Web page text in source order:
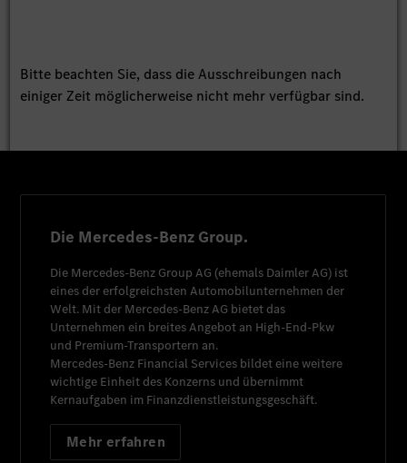
Bitte beachten Sie, dass die Ausschreibungen nach
einiger Zeit möglicherweise nicht mehr verfügbar sind.
Die Mercedes-Benz Group.
Die Mercedes-Benz Group AG (ehemals Daimler AG) ist
eines der erfolgreichsten Automobilunternehmen der
Welt. Mit der Mercedes-Benz AG bietet das
Unternehmen ein breites Angebot an High-End-Pkw
und Premium-Transportern an.
Mercedes-Benz Financial Services bildet eine weitere
wichtige Einheit des Konzerns und übernimmt
Kernaufgaben im Finanzdienstleistungsgeschäft.
Mehr erfahren